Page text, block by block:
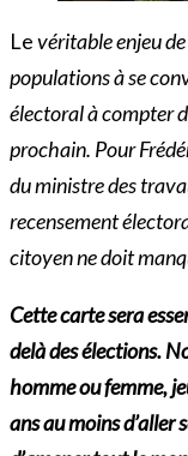
Levéritable enjeu
populations à se
électoral à compter
prochain. Pour
du ministre des
recensement
citoyen ne doit
Cette carte sera
delà des élections.
homme ou femme,
ans au moins d’aller